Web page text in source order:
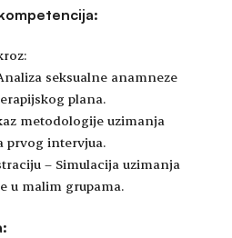
seksualne anamneze
plana.
metodologije uzimanja
prvog intervjua.
– Simulacija uzimanja
u malim grupama.